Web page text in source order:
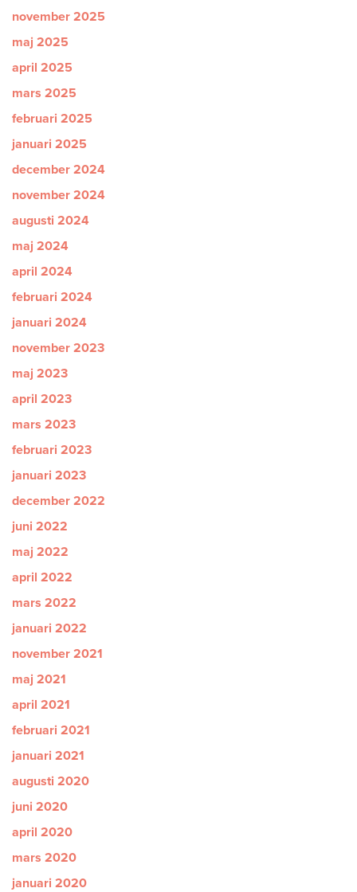
november 2025
maj 2025
april 2025
mars 2025
februari 2025
januari 2025
december 2024
november 2024
augusti 2024
maj 2024
april 2024
februari 2024
januari 2024
november 2023
maj 2023
april 2023
mars 2023
februari 2023
januari 2023
december 2022
juni 2022
maj 2022
april 2022
mars 2022
januari 2022
november 2021
maj 2021
april 2021
februari 2021
januari 2021
augusti 2020
juni 2020
april 2020
mars 2020
januari 2020